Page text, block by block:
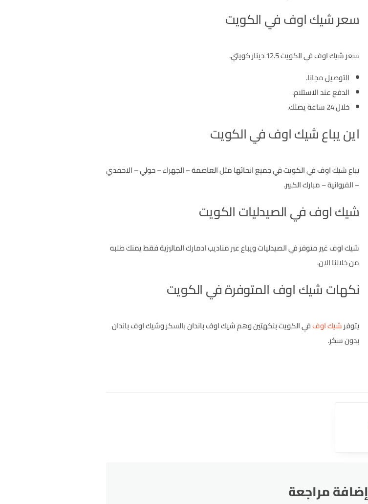
سعر شيك اوف في الكويت
سعر شيك اوف في الكويت 12.5 دينار كويتي.
التوصيل مجانا.
الدفع عند الاستلام.
خلال 24 ساعة يصلك.
اين يباع شيك اوف في الكويت
يباع شيك اوف في الكويت في جميع انحائها مثل العاصمة – الجهراء – حولي – الاحمدي
– الفروانية – مبارك الكبير.
شيك اوف في الصيدليات الكويت
شيك اوف غير متوفر في الصيدليات ويباع عبر مناديب ادمارك الماليزية فقط يمنك طلبه
من خلالنا الان.
نكهات شيك اوف المتوفرة في الكويت
يتوفرشيك اوففي الكويت بنكهتين وهم شيك اوف باندان بالسكر وشيك اوف باندان
بدون سكر.
إضافة مراجعة